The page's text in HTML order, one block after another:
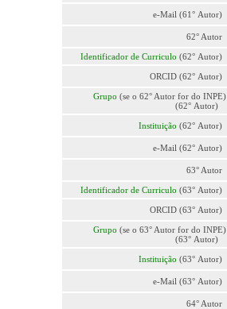
e-Mail (61° Autor)
62° Autor
Identificador de Curriculo (62° Autor)
ORCID (62° Autor)
Grupo (se o 62° Autor for do INPE)
(62° Autor)
Instituição (62° Autor)
e-Mail (62° Autor)
63° Autor
Identificador de Curriculo (63° Autor)
ORCID (63° Autor)
Grupo (se o 63° Autor for do INPE)
(63° Autor)
Instituição (63° Autor)
e-Mail (63° Autor)
64° Autor